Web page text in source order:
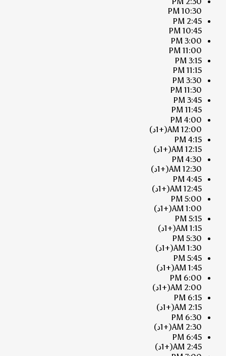
10:30 PM
2:45 PM
10:45 PM
3:00 PM
11:00 PM
3:15 PM
11:15 PM
3:30 PM
11:30 PM
3:45 PM
11:45 PM
4:00 PM
12:00 AM
(+1د)
4:15 PM
12:15 AM
(+1د)
4:30 PM
12:30 AM
(+1د)
4:45 PM
12:45 AM
(+1د)
5:00 PM
1:00 AM
(+1د)
5:15 PM
1:15 AM
(+1د)
5:30 PM
1:30 AM
(+1د)
5:45 PM
1:45 AM
(+1د)
6:00 PM
2:00 AM
(+1د)
6:15 PM
2:15 AM
(+1د)
6:30 PM
2:30 AM
(+1د)
6:45 PM
2:45 AM
(+1د)